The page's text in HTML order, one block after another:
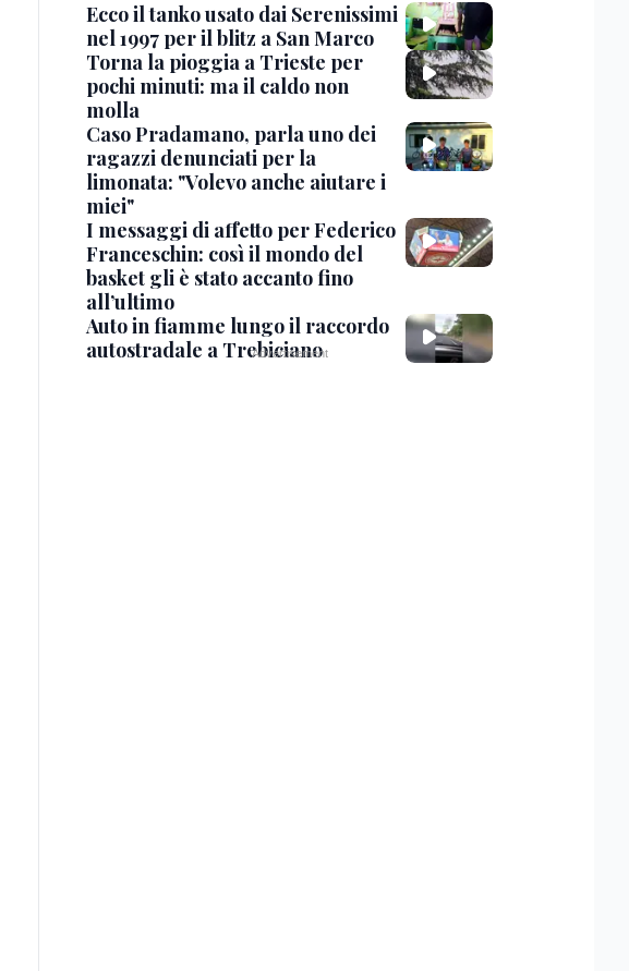
Ecco il tanko usato dai Serenissimi
nel 1997 per il blitz a San Marco
Torna la pioggia a Trieste per
pochi minuti: ma il caldo non
molla
Caso Pradamano, parla uno dei
ragazzi denunciati per la
limonata: "Volevo anche aiutare i
miei"
I messaggi di affetto per Federico
Franceschin: così il mondo del
basket gli è stato accanto fino
all’ultimo
Auto in fiamme lungo il raccordo
autostradale a Trebiciano